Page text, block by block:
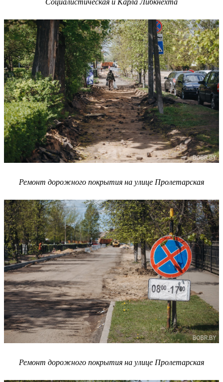
Социалистическая и Карла Либкнехта
Ремонт дорожного покрытия на улице Пролетарская
Ремонт дорожного покрытия на улице Пролетарская